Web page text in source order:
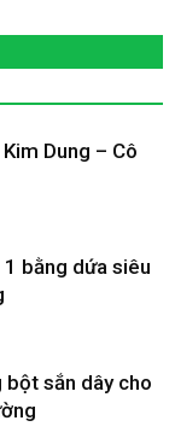
Dung – Cô
bằng dứa siêu
bột sắn dây cho